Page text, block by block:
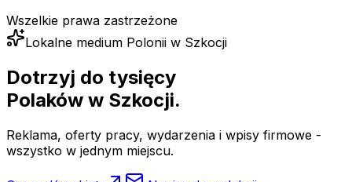
Wszelkie prawa zastrzeżone
Lokalne medium Polonii w Szkocji
Dotrzyj do tysięcy
Polaków w Szkocji.
Reklama, oferty pracy, wydarzenia i wpisy firmowe -
wszystko w jednym miejscu.